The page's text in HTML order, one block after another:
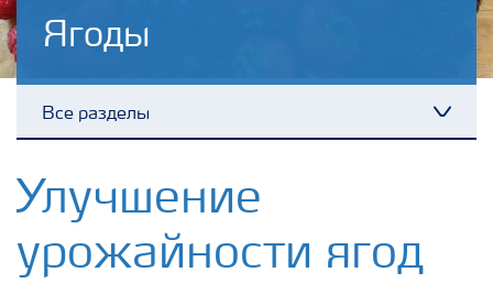
Ягоды
Все разделы
Удобрения Yara
Культуры
Улучшение
урожайности ягод